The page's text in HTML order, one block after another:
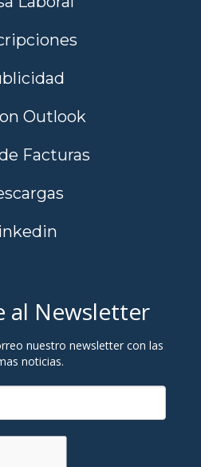
Outlook
Facturas
al Newsletter
nuestro newsletter con las
noticias.